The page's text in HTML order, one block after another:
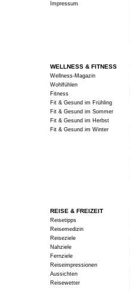
Impressum
WELLNESS & FITNESS
Wellness-Magazin
Wohlfühlen
Fitness
Fit & Gesund im Frühling
Fit & Gesund im Sommer
Fit & Gesund im Herbst
Fit & Gesund im Winter
REISE & FREIZEIT
Reisetipps
Reisemedizin
Reiseziele
Nahziele
Fernziele
Reiseimpressionen
Aussichten
Reisewetter